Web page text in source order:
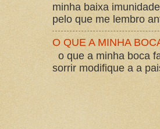
minha baixa
pelo que me lembro
O QUE A MINHA
o que a minha boca
sorrir modifique a a